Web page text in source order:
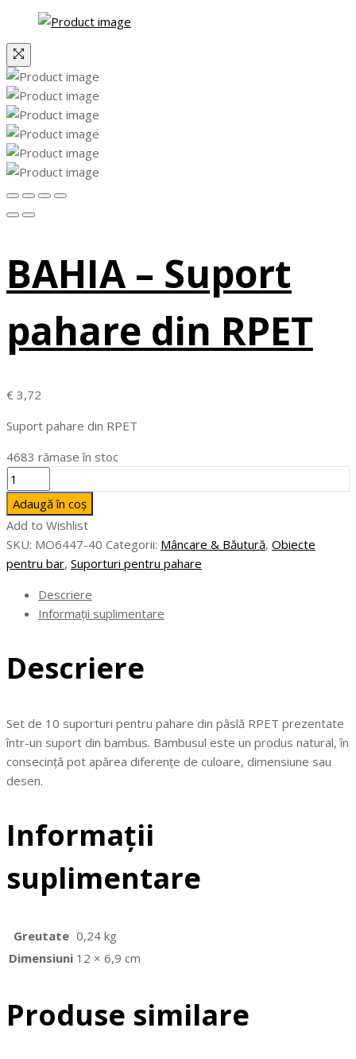
BAHIA – Suport
pahare din RPET
€ 3,72
Suport pahare din RPET
4683 rămase în stoc
Cantitate
BAHIA
-
Suport
pahare
din
RPET
Adaugă în coș
Add to Wishlist
SKU: MO6447-40 Categorii: Mâncare & Băutură, Obiecte
pentru bar, Suporturi pentru pahare
Descriere
Informații suplimentare
Descriere
Set de 10 suporturi pentru pahare din pâslă RPET prezentate
într-un suport din bambus. Bambusul este un produs natural, în
consecință pot apărea diferențe de culoare, dimensiune sau
desen.
Informații
suplimentare
Greutate 0,24 kg
Dimensiuni 12 × 6,9 cm
Produse similare